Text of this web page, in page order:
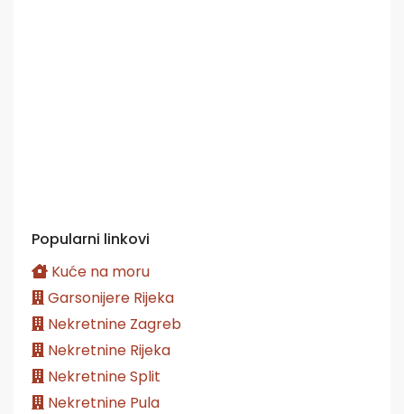
Popularni linkovi
Kuće na moru
Garsonijere Rijeka
Nekretnine Zagreb
Nekretnine Rijeka
Nekretnine Split
Nekretnine Pula